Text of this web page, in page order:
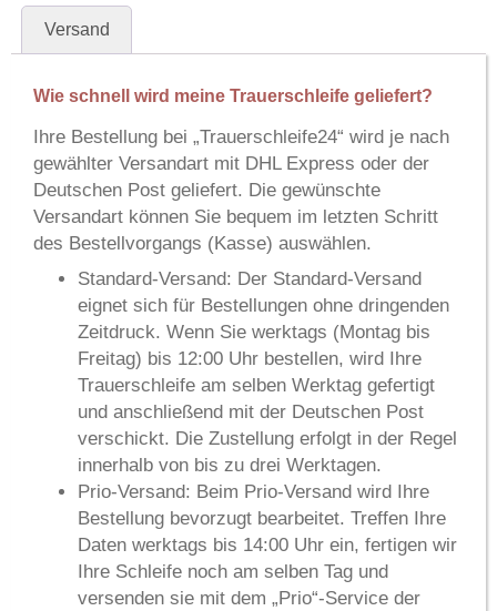
Versand
Wie schnell wird meine Trauerschleife geliefert?
Ihre Bestellung bei „Trauerschleife24“ wird je nach
gewählter Versandart mit DHL Express oder der
Deutschen Post geliefert. Die gewünschte
Versandart können Sie bequem im letzten Schritt
des Bestellvorgangs (Kasse) auswählen.
Standard-Versand: Der Standard-Versand
eignet sich für Bestellungen ohne dringenden
Zeitdruck. Wenn Sie werktags (Montag bis
Freitag) bis 12:00 Uhr bestellen, wird Ihre
Trauerschleife am selben Werktag gefertigt
und anschließend mit der Deutschen Post
verschickt. Die Zustellung erfolgt in der Regel
innerhalb von bis zu drei Werktagen.
Prio-Versand: Beim Prio-Versand wird Ihre
Bestellung bevorzugt bearbeitet. Treffen Ihre
Daten werktags bis 14:00 Uhr ein, fertigen wir
Ihre Schleife noch am selben Tag und
versenden sie mit dem „Prio“-Service der